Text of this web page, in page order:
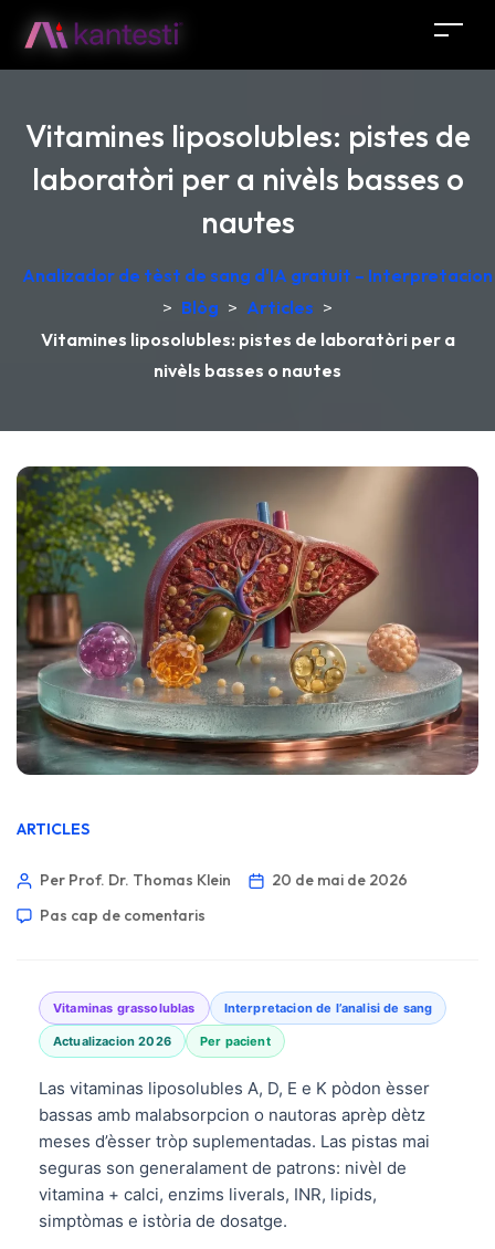
Vitamines liposolubles: pistes de
laboratòri per a nivèls basses o
nautes
Analizador de tèst de sang d'IA gratuit –
> Blòg > Articles >
Vitamines liposolubles: pistes de laboratòri per a
nivèls basses o nautes
ARTICLES
Per Prof. Dr. Thomas Klein
20 de mai de 2026
Pas cap de comentaris
Vitaminas grassolublas Interpretacion de l’analisi de sang
Actualizacion 2026 Per pacient
Las vitaminas liposolubles A, D, E e K pòdon èsser
bassas amb malabsorpcion o nautoras aprèp dètz
meses d’èsser tròp suplementadas. Las pistas mai
seguras son generalament de patrons: nivèl de
vitamina + calci, enzims liverals, INR, lipids,
simptòmas e istòria de dosatge.